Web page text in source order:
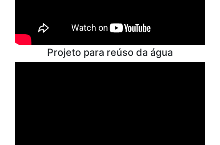
Projeto para reúso da água